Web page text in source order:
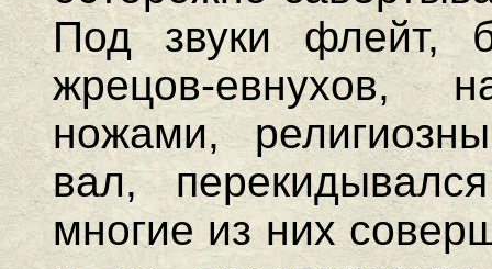
Под звуки флейт,
жрецов-евнухов,
ножами,
вал,
многие из них